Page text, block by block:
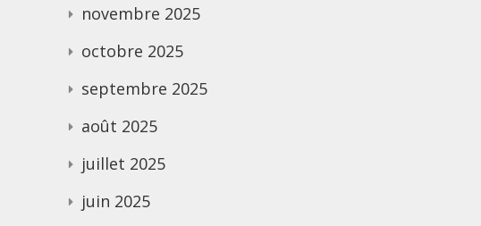
novembre 2025
octobre 2025
septembre 2025
août 2025
juillet 2025
juin 2025